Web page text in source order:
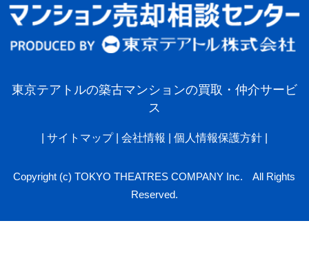
東京テアトルの築古マンションの買取・仲介サービ
ス
サイトマップ 会社情報 個人情報保護方針|
Copyright (c) TOKYO THEATRES COMPANY Inc. All Rights
Reserved.